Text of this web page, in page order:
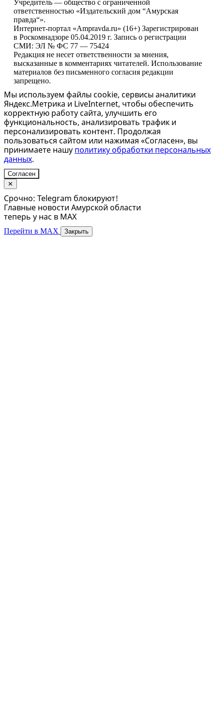
Учредитель — общество с ограниченной
ответственностью «Издательский дом “Амурская
правда“».
Интернет-портал «Ampravda.ru» (16+) Зарегистрирован
в Роскомнадзоре 05.04.2019 г. Запись о регистрации
СМИ: ЭЛ № ФС 77 — 75424
Редакция не несет ответственности за мнения,
высказанные в комментариях читателей. Использование
материалов без письменного согласия редакции
запрещено.
Мы используем файлы cookie, сервисы аналитики
Яндекс.Метрика и LiveInternet, чтобы обеспечить
корректную работу сайта, улучшить его
функциональность, анализировать трафик и
персонализировать контент. Продолжая
пользоваться сайтом или нажимая «Согласен», вы
принимаете нашу политику обработки персональных
данных.
Согласен
✕
Срочно: Telegram блокируют!
Главные новости Амурской области
теперь у нас в MAX
Перейти в MAX Закрыть